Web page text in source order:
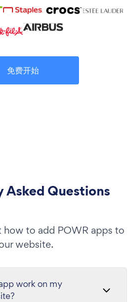
免费开始
Asked Questions
how to add POWR apps to
website.
work on my